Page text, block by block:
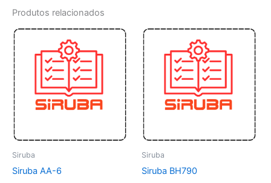
Produtos relacionados
Siruba
Siruba AA-6
Siruba
Siruba BH790